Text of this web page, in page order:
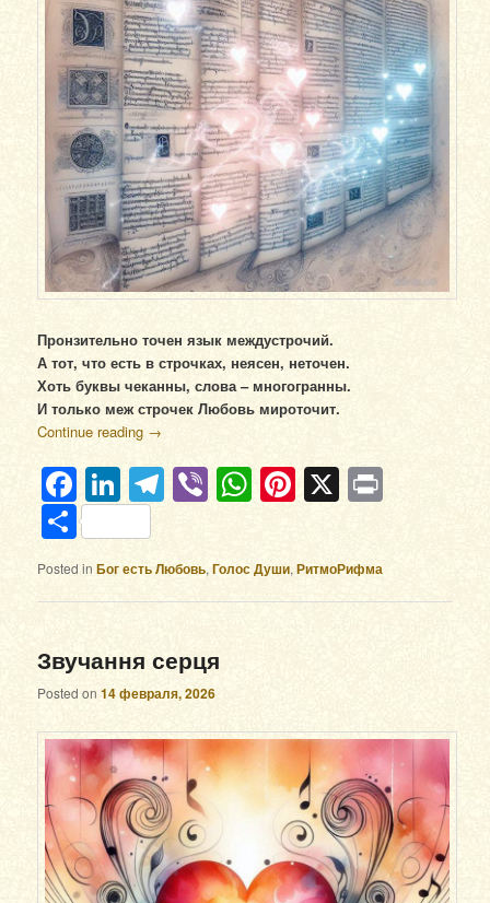
Пронзительно точен язык междустрочий.
А тот, что есть в строчках, неясен, неточен.
Хоть буквы чеканны, слова – многогранны.
И только меж строчек Любовь мироточит.
Continue reading →
Facebook
LinkedIn
Telegram
ViberWhatsApp
Pinterest
X
Отправить
Posted in Бог есть Любовь,Голос Души,РитмоРифма
Звучання серця
Posted on14 февраля, 2026